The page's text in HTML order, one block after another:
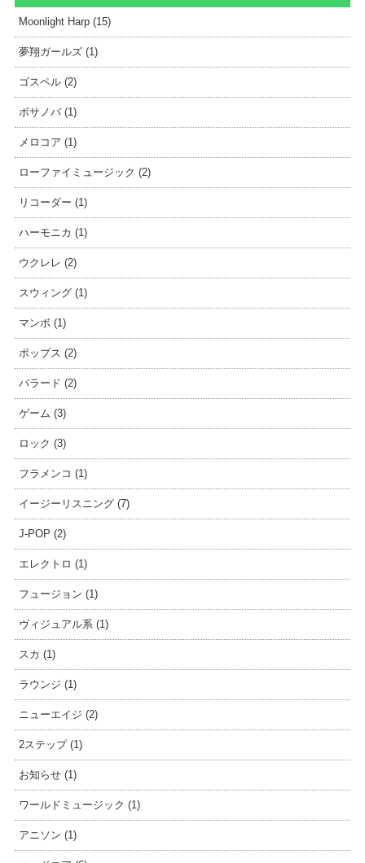
Moonlight Harp (15)
夢翔ガールズ (1)
ゴスペル (2)
ボサノバ (1)
メロコア (1)
ローファイミュージック (2)
リコーダー (1)
ハーモニカ (1)
ウクレレ (2)
スウィング (1)
マンボ (1)
ポップス (2)
バラード (2)
ゲーム (3)
ロック (3)
フラメンコ (1)
イージーリスニング (7)
J-POP (2)
エレクトロ (1)
フュージョン (1)
ヴィジュアル系 (1)
スカ (1)
ラウンジ (1)
ニューエイジ (2)
2ステップ (1)
お知らせ (1)
ワールドミュージック (1)
アニソン (1)